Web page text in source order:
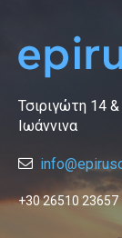
Τσιριγώτη 14
Ιωάννινα
+30 26510 23657